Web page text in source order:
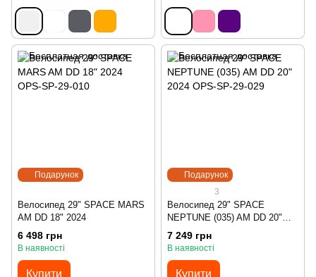
Подарунок
Велосипед 29" SPACE MARS
AM DD 18" 2024
6 498 грн
В наявності
Купити
Подарунок
3
Велосипед 29" SPACE
NEPTUNE (035) AM DD 20"
2024
7 249 грн
В наявності
Купити